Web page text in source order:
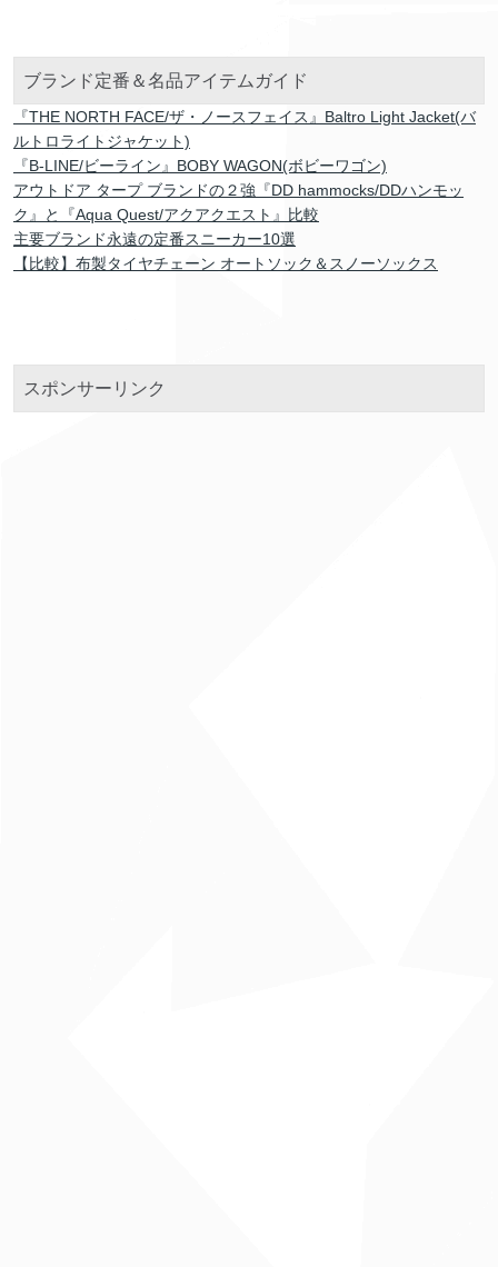
ブランド定番＆名品アイテムガイド
『THE NORTH FACE/ザ・ノースフェイス』Baltro Light Jacket(バ
ルトロライトジャケット)
『B-LINE/ビーライン』BOBY WAGON(ボビーワゴン)
アウトドア タープ ブランドの２強『DD hammocks/DDハンモッ
ク』と『Aqua Quest/アクアクエスト』比較
主要ブランド永遠の定番スニーカー10選
【比較】布製タイヤチェーン オートソック＆スノーソックス
スポンサーリンク